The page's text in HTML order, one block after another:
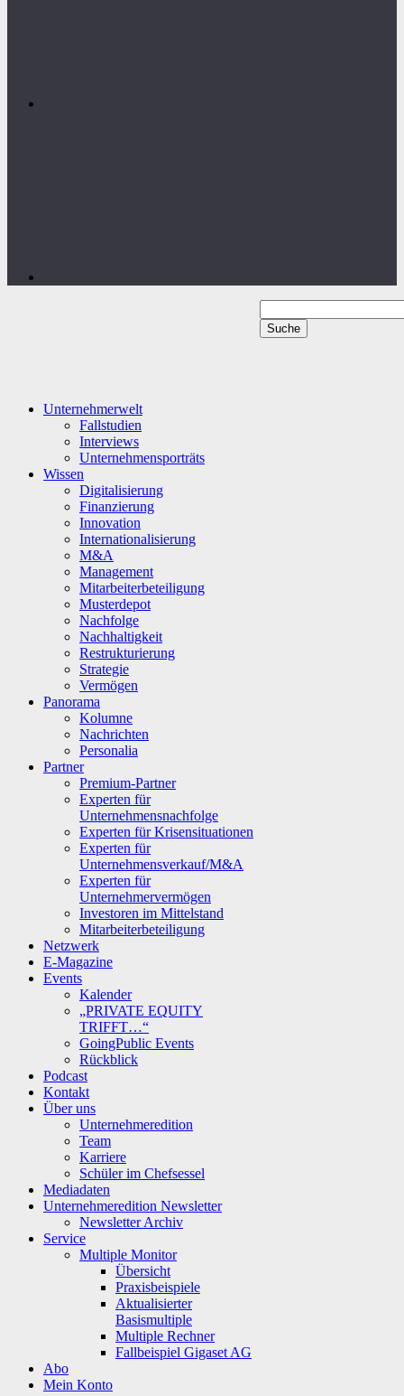
Unternehmerwelt
Fallstudien
Interviews
Unternehmensporträts
Wissen
Digitalisierung
Finanzierung
Innovation
Internationalisierung
M&A
Management
Mitarbeiterbeteiligung
Musterdepot
Nachfolge
Nachhaltigkeit
Restrukturierung
Strategie
Vermögen
Panorama
Kolumne
Nachrichten
Personalia
Partner
Premium-Partner
Experten für
Unternehmensnachfolge
Experten für Krisensituationen
Experten für
Unternehmensverkauf/M&A
Experten für
Unternehmervermögen
Investoren im Mittelstand
Mitarbeiterbeteiligung
Netzwerk
E-Magazine
Events
Kalender
„PRIVATE EQUITY
TRIFFT…“
GoingPublic Events
Rückblick
Podcast
Kontakt
Über uns
Unternehmeredition
Team
Karriere
Schüler im Chefsessel
Mediadaten
Unternehmeredition Newsletter
Newsletter Archiv
Service
Multiple Monitor
Übersicht
Praxisbeispiele
Aktualisierter
Basismultiple
Multiple Rechner
Fallbeispiel Gigaset AG
Abo
Mein Konto